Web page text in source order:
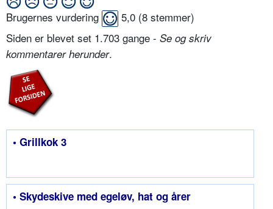
Brugernes vurdering 5,0 (8 stemmer)
Siden er blevet set 1.703 gange - Se og skriv
kommentarer herunder.
• Grillkok 3
• Skydeskive med egeløv, hat og årer